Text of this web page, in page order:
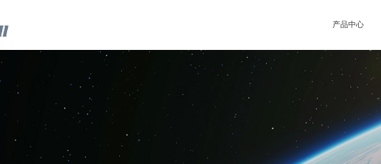
产品中心
图像处理
联动播放盒
商显云
多媒体服务器
多媒体服务器
二合一视频处理器
MVB2S/MVB4S/MVB4S Pro/MVB4S
Plus
MVB6S/MVB8S/MVB10E/MVB12E
视频拼接器
V30 Pro/MTB200S/MTB400E/MTB600E
MTB800E/MTB1200E/MTB2000E
异形主控
BS系列
K系列
MC75E/MBR16
云平台
多媒体服务器
圆环屏
案例分类
MCE认证 全国办事处
行业新闻
发展历程